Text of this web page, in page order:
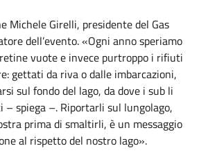
Michele Girelli, presidente del Gas
dell’evento. «Ogni anno speriamo
vuote e invece purtroppo i rifiuti
gettati da riva o dalle imbarcazioni,
sul fondo del lago, da dove i sub li
– spiega –. Riportarli sul lungolago,
prima di smaltirli, è un messaggio
al rispetto del nostro lago».